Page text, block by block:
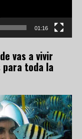
01:16
vas a vivir
toda la